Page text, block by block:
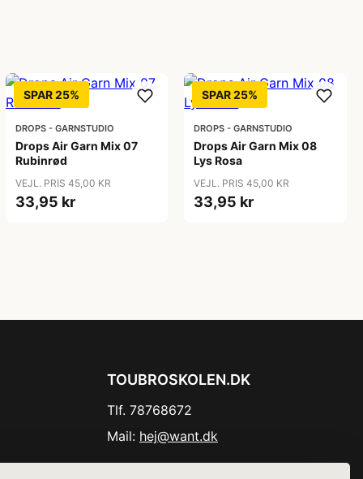
SPAR 25%
DROPS - GARNSTUDIO
Drops Air Garn Mix 07
Rubinrød
VEJL. PRIS 45,00 KR
33,95 kr
SPAR 25%
DROPS - GARNSTUDIO
Drops Air Garn Mix 08
Lys Rosa
VEJL. PRIS 45,00 KR
33,95 kr
TOUBROSKOLEN.DK
Tlf. 78768672
Mail: hej@want.dk